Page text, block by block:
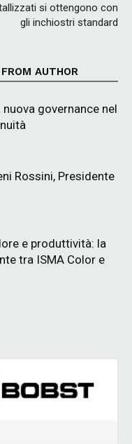
si ottengono con
gli inchiostri standard
AUTHOR
governance nel
Rossini, Presidente
e produttività: la
tra ISMA Color e